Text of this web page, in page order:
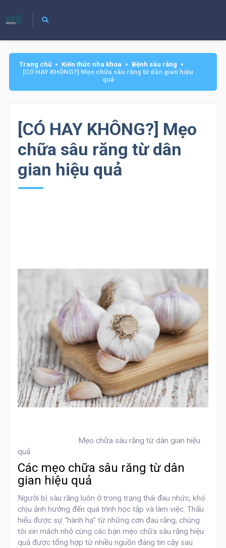
Trang chủ Kiến thức nha khoa
Bệnh sâu răng
[CÓ HAY KHÔNG?] Mẹo chữa sâu răng từ dân gian hiệu
quả
[CÓ HAY KHÔNG?] Mẹo
chữa sâu răng từ dân
gian hiệu quả
Mẹo chữa sâu răng từ dân gian hiệu
quả
Các mẹo chữa sâu răng từ dân
gian hiệu quả
Người bị sâu răng luôn ở trong trạng thái đau nhức, khó
chịu ảnh hưởng đến quá trình học tập và làm việc. Thấu
hiểu được sự “hành hạ” từ những cơn đau răng, chúng
tôi xin mách nhỏ cùng các bạn mẹo chữa sâu răng hiệu
quả được tổng hợp từ nhiều nguồn đáng tin cậy sau